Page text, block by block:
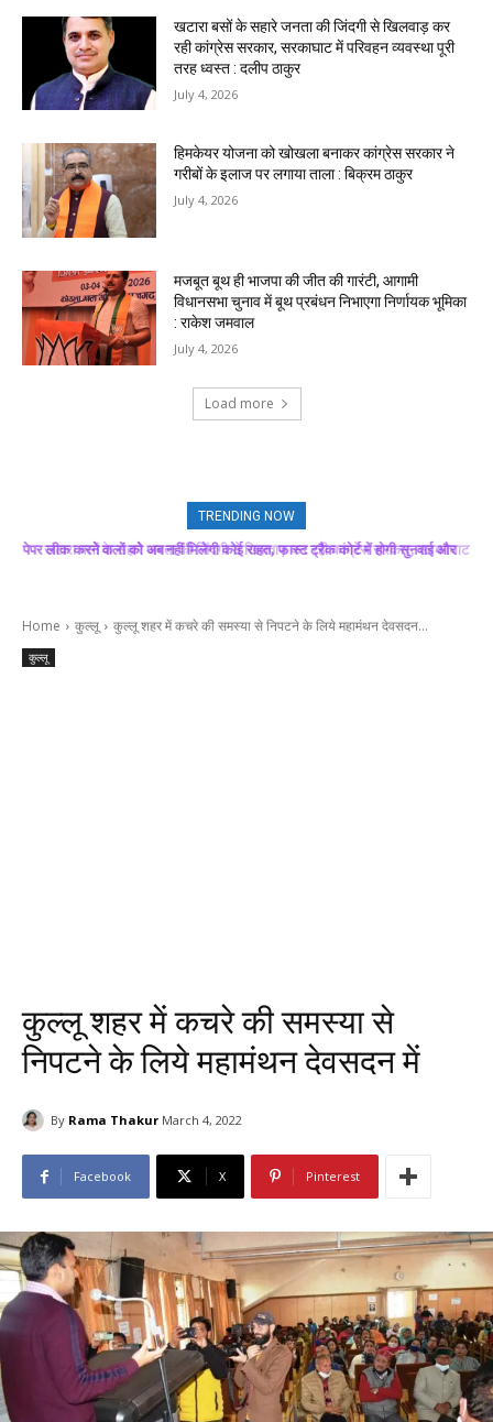
खटारा बसों के सहारे जनता की जिंदगी से खिलवाड़ कर
रही कांग्रेस सरकार, सरकाघाट में परिवहन व्यवस्था पूरी
तरह ध्वस्त : दलीप ठाकुर
July 4, 2026
हिमकेयर योजना को खोखला बनाकर कांग्रेस सरकार ने
गरीबों के इलाज पर लगाया ताला : बिक्रम ठाकुर
July 4, 2026
मजबूत बूथ ही भाजपा की जीत की गारंटी, आगामी
विधानसभा चुनाव में बूथ प्रबंधन निभाएगा निर्णायक भूमिका
: राकेश जमवाल
July 4, 2026
Load more